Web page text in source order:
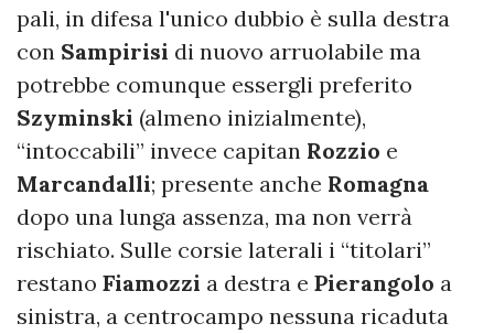
pali, in difesa l'unico dubbio è sulla destra
con Sampirisi di nuovo arruolabile ma
potrebbe comunque essergli preferito
Szyminski (almeno inizialmente),
“intoccabili” invece capitan Rozzio e
Marcandalli; presente anche Romagna
dopo una lunga assenza, ma non verrà
rischiato. Sulle corsie laterali i “titolari”
restano Fiamozzi a destra e Pierangolo a
sinistra, a centrocampo nessuna ricaduta